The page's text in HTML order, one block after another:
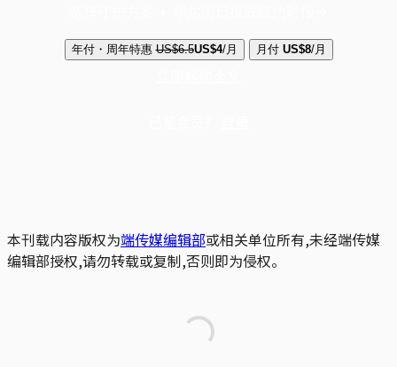
年付・周年特惠 US$6.5US$4/月 月付 US$8/月
本刊载内容版权为端传媒编辑部或相关单位所有,未经端传媒
编辑部授权,请勿转载或复制,否则即为侵权。